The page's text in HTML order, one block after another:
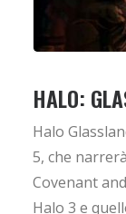
HALO:
Halo
5, che
Covenant
Halo 3 e